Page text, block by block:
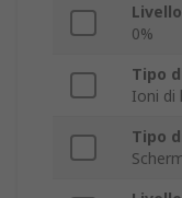
0%
Tipo
Ioni di
Tipo